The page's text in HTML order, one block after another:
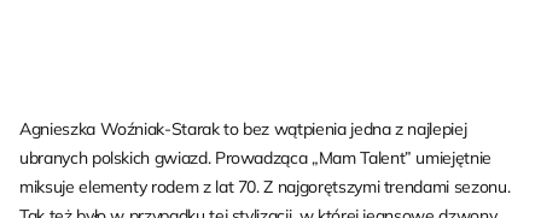
Agnieszka Woźniak-Starak to bez wątpienia jedna z najlepiej
ubranych polskich gwiazd. Prowadząca „Mam Talent” umiejętnie
miksuje elementy rodem z lat 70. Z najgorętszymi trendami sezonu.